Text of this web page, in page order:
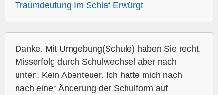
Traumdeutung Im Schlaf Erwürgt
Danke. Mit Umgebung(Schule) haben Sie recht.
Misserfolg durch Schulwechsel aber nach
unten. Kein Abenteuer. Ich hatte mich nach
nach einer Änderung der Schulform auf